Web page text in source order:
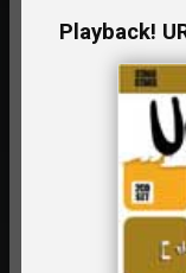
Playback!